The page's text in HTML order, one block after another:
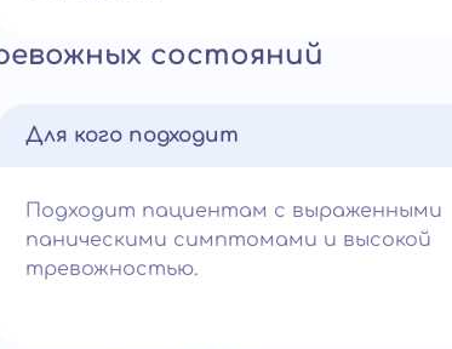
состояний
Для кого подходит
Подходит пациентам с выраженными
паническими симптомами и высокой
тревожностью.